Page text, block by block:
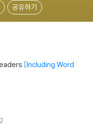
공유하기
Including Word